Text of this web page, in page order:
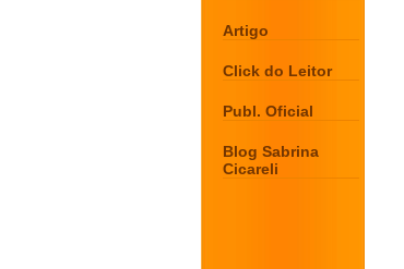
Artigo
Click do Leitor
Publ. Oficial
Blog Sabrina
Cicareli